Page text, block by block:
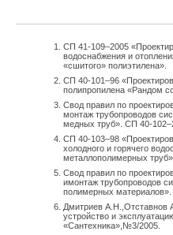
СП 41-109–2005
водоснабжения и
«сшитого» полиэтилена».
СП 40-101–96
полипропилена «Рандом
Свод правил по
монтаж трубопроводов
медных труб». СП 40-
СП 40-103–98
холодного и горячего
металлополимерных труб».
Свод правил по
имонтаж трубопроводов
полимерных
Дмитриев А.Н.,Отставнов
устройство и
«Сантехника»,№3/2005.